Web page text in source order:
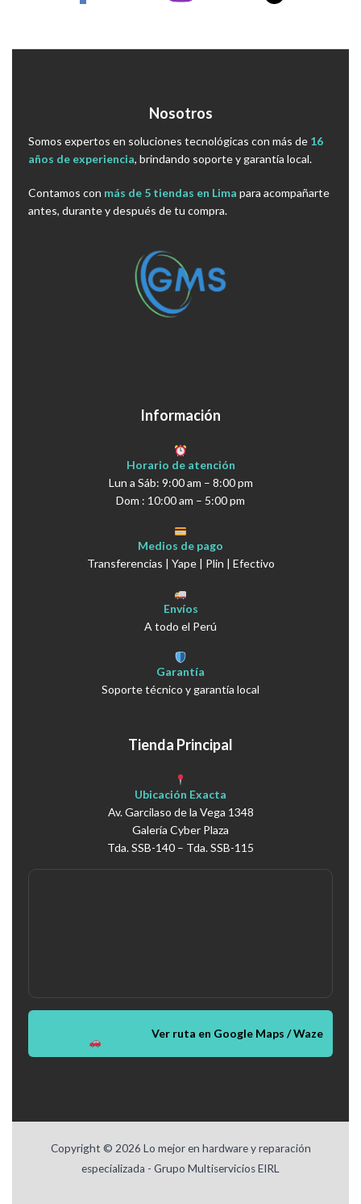
Nosotros
Somos expertos en soluciones tecnológicas con más de 16
años de experiencia, brindando soporte y garantía local.
Contamos con más de 5 tiendas en Lima para acompañarte
antes, durante y después de tu compra.
Información
Horario de atención
Lun a Sáb: 9:00 am – 8:00 pm
Dom : 10:00 am – 5:00 pm
Medios de pago
Transferencias | Yape | Plin | Efectivo
Envíos
A todo el Perú
Garantía
Soporte técnico y garantía local
Tienda Principal
Ubicación Exacta
Av. Garcilaso de la Vega 1348
Galería Cyber Plaza
Tda. SSB-140 – Tda. SSB-115
Ver ruta en Google Maps / Waze
Copyright © 2026 Lo mejor en hardware y reparación
especializada - Grupo Multiservicios EIRL